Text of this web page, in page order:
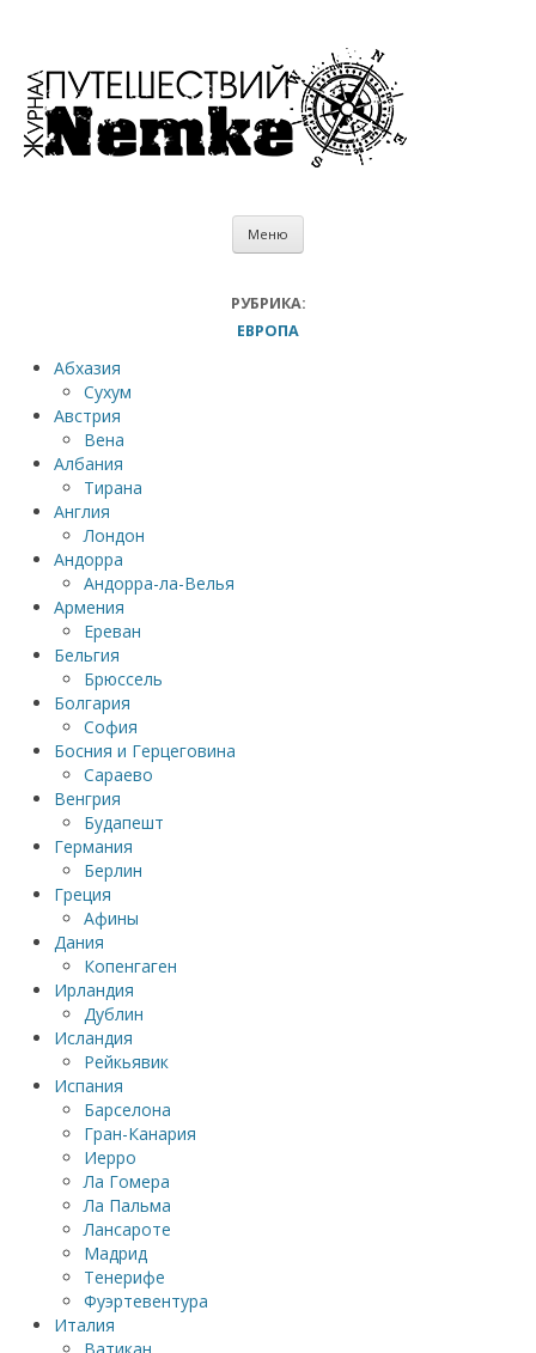
Меню
Главная
Фотографии
РУБРИКА:
ЕВРОПА
Абхазия
Сухум
Австрия
Вена
Албания
Тирана
Англия
Лондон
Андорра
Андорра-ла-Велья
Армения
Ереван
Бельгия
Брюссель
Болгария
София
Босния и Герцеговина
Сараево
Венгрия
Будапешт
Германия
Берлин
Греция
Афины
Дания
Копенгаген
Ирландия
Дублин
Исландия
Рейкьявик
Испания
Барселона
Гран-Канария
Иерро
Ла Гомера
Ла Пальма
Лансароте
Мадрид
Тенерифе
Фуэртевентура
Италия